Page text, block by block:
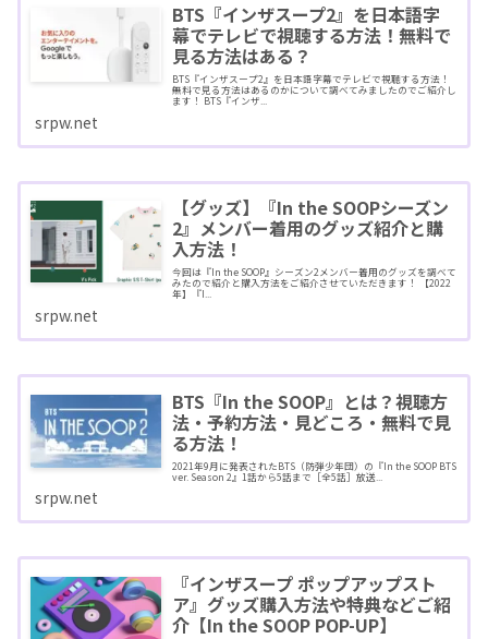
BTS『インザスープ2』を日本語字
幕でテレビで視聴する方法！無料で
見る方法はある？
BTS『インザスープ2』を日本語字幕でテレビで視聴する方法！
無料で見る方法はあるのかについて調べてみましたのでご紹介し
ます！ BTS『インザ...
srpw.net
【グッズ】『In the SOOPシーズン
2』メンバー着用のグッズ紹介と購
入方法！
今回は『In the SOOP』シーズン2メンバー着用のグッズを調べて
みたので紹介と購入方法をご紹介させていただきます！ 【2022
年】『I...
srpw.net
BTS『In the SOOP』とは？視聴方
法・予約方法・見どころ・無料で見
る方法！
2021年9月に発表されたBTS（防弾少年団）の『In the SOOP BTS
ver. Season 2』1話から5話まで［全5話］放送...
srpw.net
『インザスープ ポップアップスト
ア』グッズ購入方法や特典などご紹
介【In the SOOP POP-UP】